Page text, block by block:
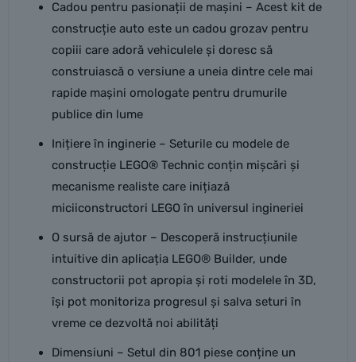
Cadou pentru pasionații de mașini – Acest kit de
construcție auto este un cadou grozav pentru
copiii care adoră vehiculele și doresc să
construiască o versiune a uneia dintre cele mai
rapide mașini omologate pentru drumurile
publice din lume
Inițiere în inginerie – Seturile cu modele de
construcție LEGO® Technic conțin mișcări și
mecanisme realiste care inițiază
miciiconstructori LEGO în universul ingineriei
O sursă de ajutor – Descoperă instrucțiunile
intuitive din aplicația LEGO® Builder, unde
constructorii pot apropia și roti modelele în 3D,
își pot monitoriza progresul și salva seturi în
vreme ce dezvoltă noi abilități
Dimensiuni – Setul din 801 piese conține un